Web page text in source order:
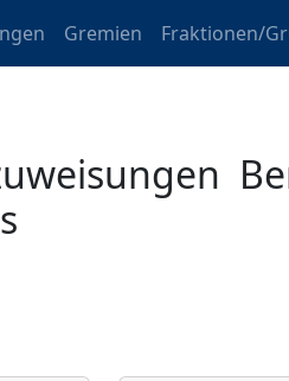
Gremien Fraktionen/
